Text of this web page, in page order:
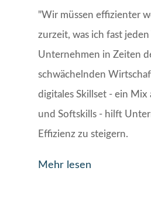
"Wir müssen effizienter
zurzeit, was ich fast jeden
Unternehmen in Zeiten
schwächelnden
digitales Skillset - ein Mix
und Softskills - hilft
Effizienz zu steigern.
Mehr lesen